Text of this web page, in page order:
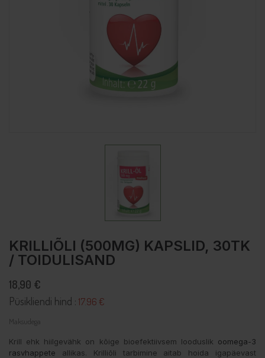
KRILLIÕLI (500MG) KAPSLID, 30TK
/ TOIDULISAND
18,90 €
Püsikliendi hind : 17.96 €
Maksudega
Krill ehk hiilgevähk on kõige bioefektiivsem looduslik oomega-3
rasvhappete allikas. Krilliõli tarbimine aitab hoida igapäevast